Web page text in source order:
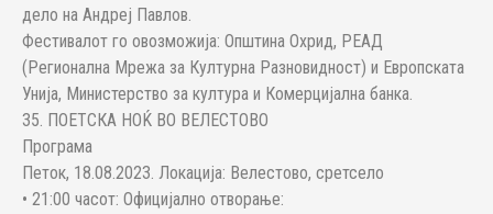
дело на Андреј Павлов.
Фестивалот го овозможија: Општина Охрид, РЕАД
(Регионална Мрежа за Културна Разновидност) и Европската
Унија, Министерство за култура и Комерцијална банка.
35. ПОЕТСКА НОЌ ВО ВЕЛЕСТОВО
Програма
Петок, 18.08.2023. Локација: Велестово, сретсело
• 21:00 часот: Официјално отворање: